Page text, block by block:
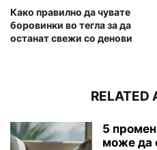
Како правилно да чувате
боровинки во тегла за да
останат свежи со денови
RELATED
5
може да